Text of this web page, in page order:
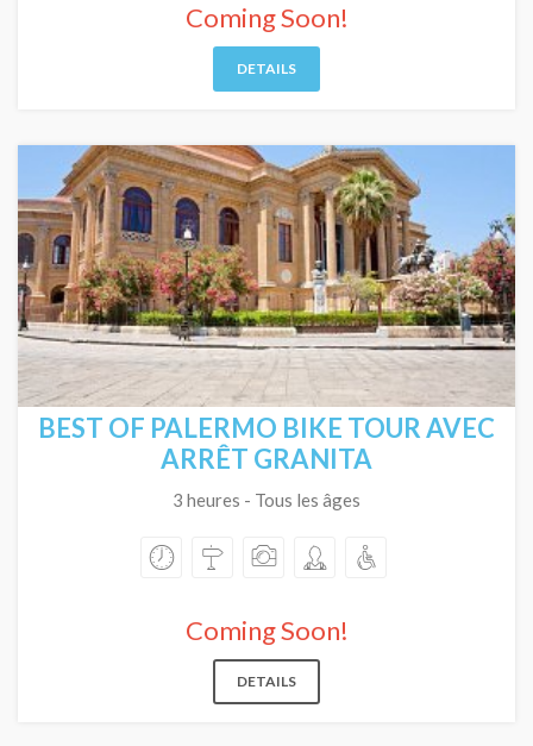
Coming Soon!
DETAILS
BEST OF PALERMO BIKE TOUR AVEC
ARRÊT GRANITA
3 heures - Tous les âges
Coming Soon!
DETAILS